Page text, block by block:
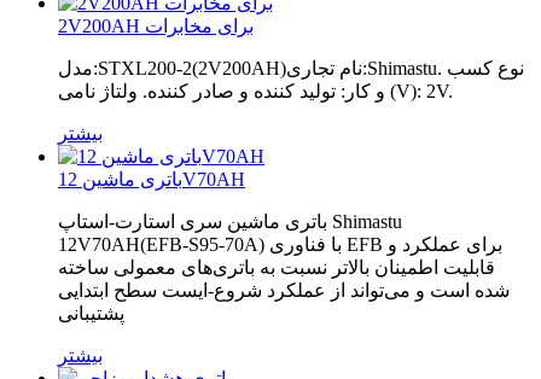
2V200AH برای مخابرات
مدل:STXL200-2(2V200AH)نام تجاری:Shimastu. نوع کسب
و کار: تولید کننده و صادر کننده. ولتاژ نامی (V): 2V.
بیشتر
باتری ماشین 12V70AH
باتری ماشین سری استارت-استاپ Shimastu
12V70AH(EFB-S95-70A) با فناوری EFB برای عملکرد و
قابلیت اطمینان بالاتر نسبت به باتری‌های معمولی ساخته
شده است و می‌تواند از عملکرد شروع-ایست سطح ابتدایی
پشتیبانی
بیشتر